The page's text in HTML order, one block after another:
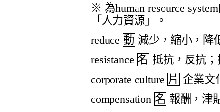
※ 為human resource system
「人力資源」。
reduce 動 減少，縮小，降
resistance 名 抵抗，反抗
corporate culture 片 企業文
compensation 名 報酬，津